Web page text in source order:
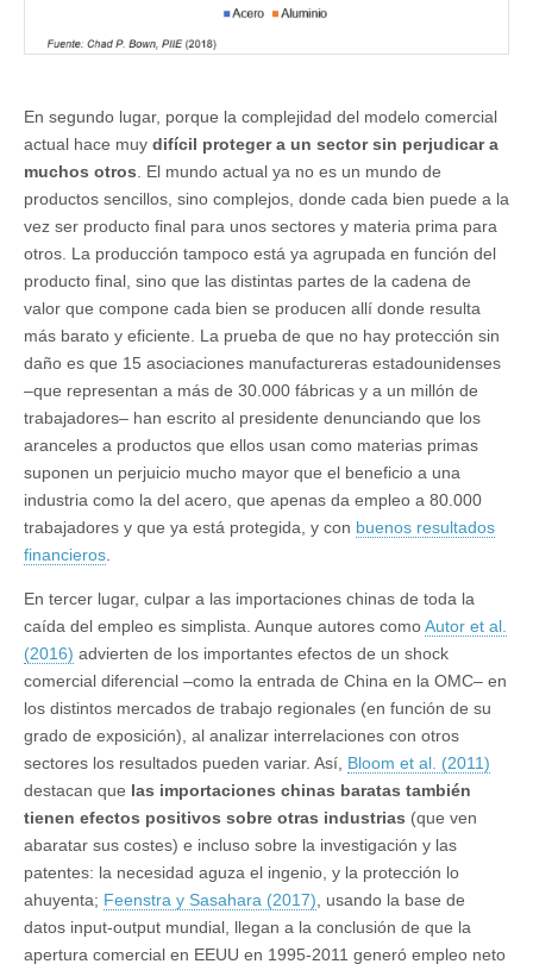
En segundo lugar, porque la complejidad del modelo comercial
actual hace muy difícil proteger a un sector sin perjudicar a
muchos otros . El mundo actual ya no es un mundo de
productos sencillos, sino complejos, donde cada bien puede a la
vez ser producto final para unos sectores y materia prima para
otros. La producción tampoco está ya agrupada en función del
producto final, sino que las distintas partes de la cadena de
valor que compone cada bien se producen allí donde resulta
más barato y eficiente. La prueba de que no hay protección sin
daño es que 15 asociaciones manufactureras estadounidenses
–que representan a más de 30.000 fábricas y a un millón de
trabajadores– han escrito al presidente denunciando que los
aranceles a productos que ellos usan como materias primas
suponen un perjuicio mucho mayor que el beneficio a una
industria como la del acero, que apenas da empleo a 80.000
trabajadores y que ya está protegida, y con buenos resultados
financieros
En tercer lugar, culpar a las importaciones chinas de toda la
caída del empleo es simplista. Aunque autores comoAutor et al.
(2016) advierten de los importantes efectos de un shock
comercial diferencial –como la entrada de China en la OMC– en
los distintos mercados de trabajo regionales (en función de su
grado de exposición), al analizar interrelaciones con otros
sectores los resultados pueden variar. Así, Bloom et al. (2011)
destacan que las importaciones chinas baratas también
tienen efectos positivos sobre otras industrias (que ven
abaratar sus costes) e incluso sobre la investigación y las
patentes: la necesidad aguza el ingenio, y la protección lo
ahuyenta; Feenstra y Sasahara (2017) , usando la base de
datos input-output mundial, llegan a la conclusión de que la
apertura comercial en EEUU en 1995-2011 generó empleo neto